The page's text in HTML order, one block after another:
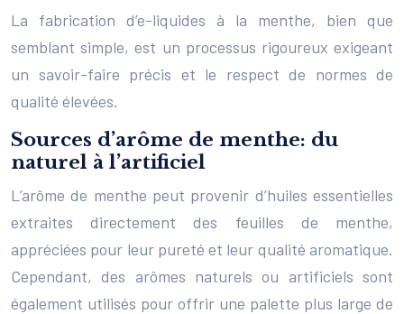
La fabrication d’e-liquides à la menthe, bien que
semblant simple, est un processus rigoureux exigeant
un savoir-faire précis et le respect de normes de
qualité élevées.
Sources d’arôme de menthe: du
naturel à l’artificiel
L’arôme de menthe peut provenir d’huiles essentielles
extraites directement des feuilles de menthe,
appréciées pour leur pureté et leur qualité aromatique.
Cependant, des arômes naturels ou artificiels sont
également utilisés pour offrir une palette plus large de